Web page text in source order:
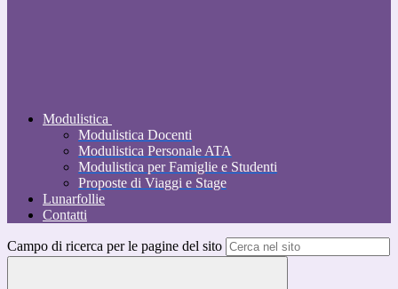
Modulistica
Modulistica Docenti
Modulistica Personale ATA
Modulistica per Famiglie e Studenti
Proposte di Viaggi e Stage
Lunarfollie
Contatti
Campo di ricerca per le pagine del sito